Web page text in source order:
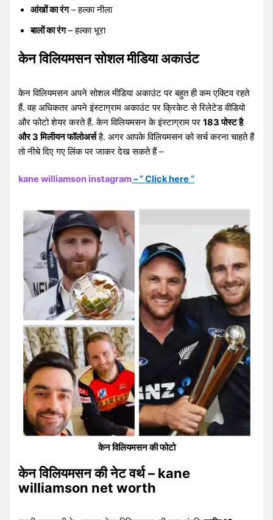
आंखों का रंग– हल्का नीला
बालों का रंग– हल्का भूरा
केन विलियमसन सोशल मीडिया अकाउंट
केन विलियमसन अपने सोशल मीडिया अकाउंट पर बहुत ही कम एक्टिव रहते
हैं. वह अधिकतर अपने इंस्टाग्राम अकाउंट पर क्रिकेट से रिलेटेड वीडियो
और फोटो शेयर करते हैं. केन विलियमसन के इंस्टाग्राम पर183 पोस्ट है
और 3 मिलीयन फॉलोअर्सहै. अगर आपके विलियमसन को सर्च करना चाहते हैं
तो नीचे दिए गए लिंक पर जाकर देख सकते हैं –
kane williamson instagram– ” Click here “
केन विलियमसन की फोटो
केन विलियमसन की नेट वर्थ – kane
williamson net worth